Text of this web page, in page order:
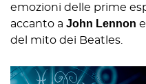
emozioni delle prime
accanto a John Lennon e
del mito dei Beatles.